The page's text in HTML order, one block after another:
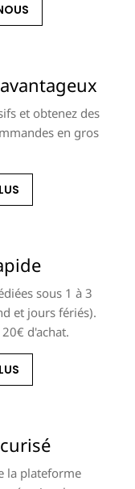
et obtenez des
en gros
sous 1 à 3
et jours fériés).
d'achat.
la plateforme